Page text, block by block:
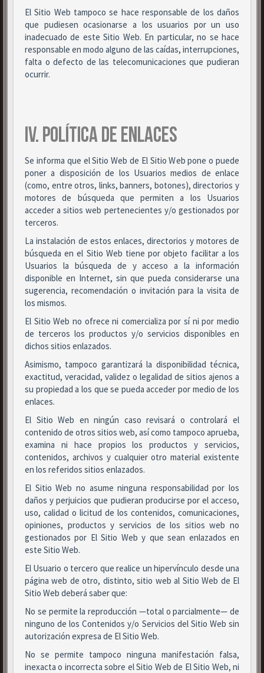
El Sitio Web tampoco se hace responsable de los daños
que pudiesen ocasionarse a los usuarios por un uso
inadecuado de este Sitio Web. En particular, no se hace
responsable en modo alguno de las caídas, interrupciones,
falta o defecto de las telecomunicaciones que pudieran
ocurrir.
IV. POLÍTICA DE ENLACES
Se informa que el Sitio Web de El Sitio Web pone o puede
poner a disposición de los Usuarios medios de enlace
(como, entre otros, links, banners, botones), directorios y
motores de búsqueda que permiten a los Usuarios
acceder a sitios web pertenecientes y/o gestionados por
terceros.
La instalación de estos enlaces, directorios y motores de
búsqueda en el Sitio Web tiene por objeto facilitar a los
Usuarios la búsqueda de y acceso a la información
disponible en Internet, sin que pueda considerarse una
sugerencia, recomendación o invitación para la visita de
los mismos.
El Sitio Web no ofrece ni comercializa por sí ni por medio
de terceros los productos y/o servicios disponibles en
dichos sitios enlazados.
Asimismo, tampoco garantizará la disponibilidad técnica,
exactitud, veracidad, validez o legalidad de sitios ajenos a
su propiedad a los que se pueda acceder por medio de los
enlaces.
El Sitio Web en ningún caso revisará o controlará el
contenido de otros sitios web, así como tampoco aprueba,
examina ni hace propios los productos y servicios,
contenidos, archivos y cualquier otro material existente
en los referidos sitios enlazados.
El Sitio Web no asume ninguna responsabilidad por los
daños y perjuicios que pudieran producirse por el acceso,
uso, calidad o licitud de los contenidos, comunicaciones,
opiniones, productos y servicios de los sitios web no
gestionados por El Sitio Web y que sean enlazados en
este Sitio Web.
El Usuario o tercero que realice un hipervínculo desde una
página web de otro, distinto, sitio web al Sitio Web de El
Sitio Web deberá saber que:
No se permite la reproducción —total o parcialmente— de
ninguno de los Contenidos y/o Servicios del Sitio Web sin
autorización expresa de El Sitio Web.
No se permite tampoco ninguna manifestación falsa,
inexacta o incorrecta sobre el Sitio Web de El Sitio Web, ni